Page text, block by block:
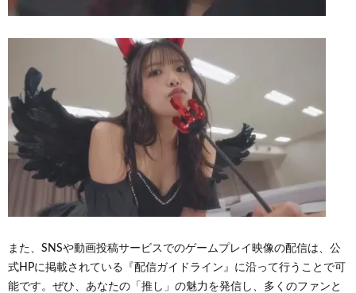
また、SNSや動画投稿サービスでのゲームプレイ映像の配信は、公
式HPに掲載されている『配信ガイドライン』に沿って行うことで可
能です。ぜひ、あなたの「推し」の魅力を発信し、多くのファンと